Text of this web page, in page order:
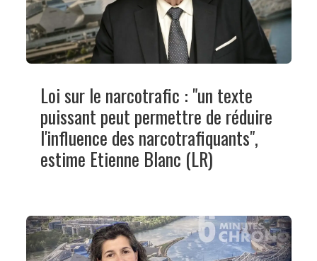
Loi sur le narcotrafic : "un texte
puissant peut permettre de réduire
l'influence des narcotrafiquants",
estime Etienne Blanc (LR)